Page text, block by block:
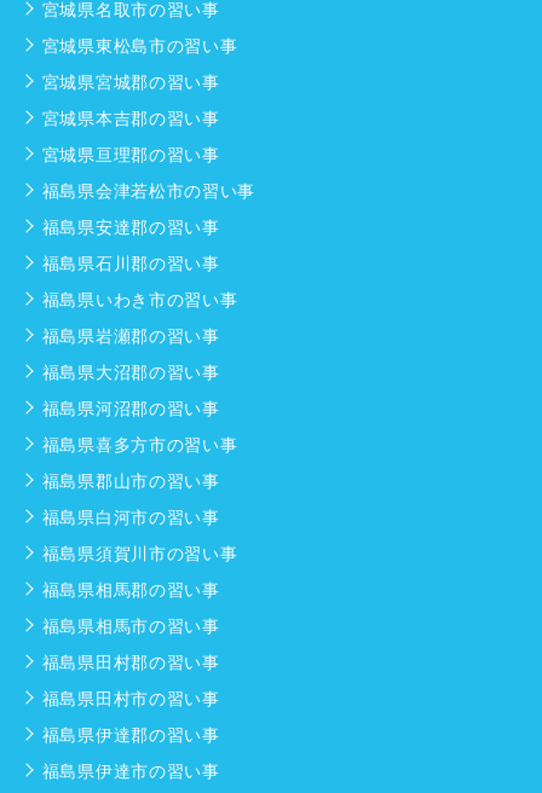
宮城県名取市の習い事
宮城県東松島市の習い事
宮城県宮城郡の習い事
宮城県本吉郡の習い事
宮城県亘理郡の習い事
福島県会津若松市の習い事
福島県安達郡の習い事
福島県石川郡の習い事
福島県いわき市の習い事
福島県岩瀬郡の習い事
福島県大沼郡の習い事
福島県河沼郡の習い事
福島県喜多方市の習い事
福島県郡山市の習い事
福島県白河市の習い事
福島県須賀川市の習い事
福島県相馬郡の習い事
福島県相馬市の習い事
福島県田村郡の習い事
福島県田村市の習い事
福島県伊達郡の習い事
福島県伊達市の習い事